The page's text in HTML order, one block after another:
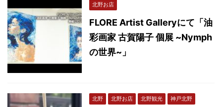
北野お店
FLORE Artist Galleryにて「油
彩画家 古賀陽子 個展 ~Nymph
の世界~」
北野 北野お店 北野観光 神戸北野